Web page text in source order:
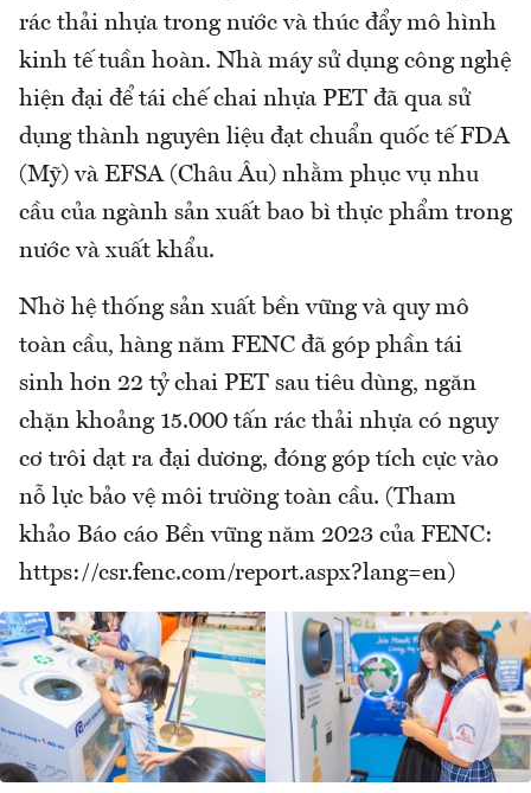
rác thải nhựa trong nước và thúc đẩy mô hình
kinh tế tuần hoàn. Nhà máy sử dụng công nghệ
hiện đại để tái chế chai nhựa PET đã qua sử
dụng thành nguyên liệu đạt chuẩn quốc tế FDA
(Mỹ) và EFSA (Châu Âu) nhằm phục vụ nhu
cầu của ngành sản xuất bao bì thực phẩm trong
nước và xuất khẩu.
Nhờ hệ thống sản xuất bền vững và quy mô
toàn cầu, hàng năm FENC đã góp phần tái
sinh hơn 22 tỷ chai PET sau tiêu dùng, ngăn
chặn khoảng 15.000 tấn rác thải nhựa có nguy
cơ trôi dạt ra đại dương, đóng góp tích cực vào
nỗ lực bảo vệ môi trường toàn cầu. (Tham
khảo Báo cáo Bền vững năm 2023 của FENC:
https://csr.fenc.com/report.aspx?lang=en)